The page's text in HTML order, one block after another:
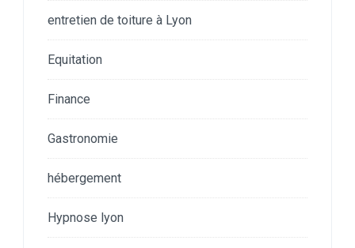
entretien de toiture à Lyon
Equitation
Finance
Gastronomie
hébergement
Hypnose lyon